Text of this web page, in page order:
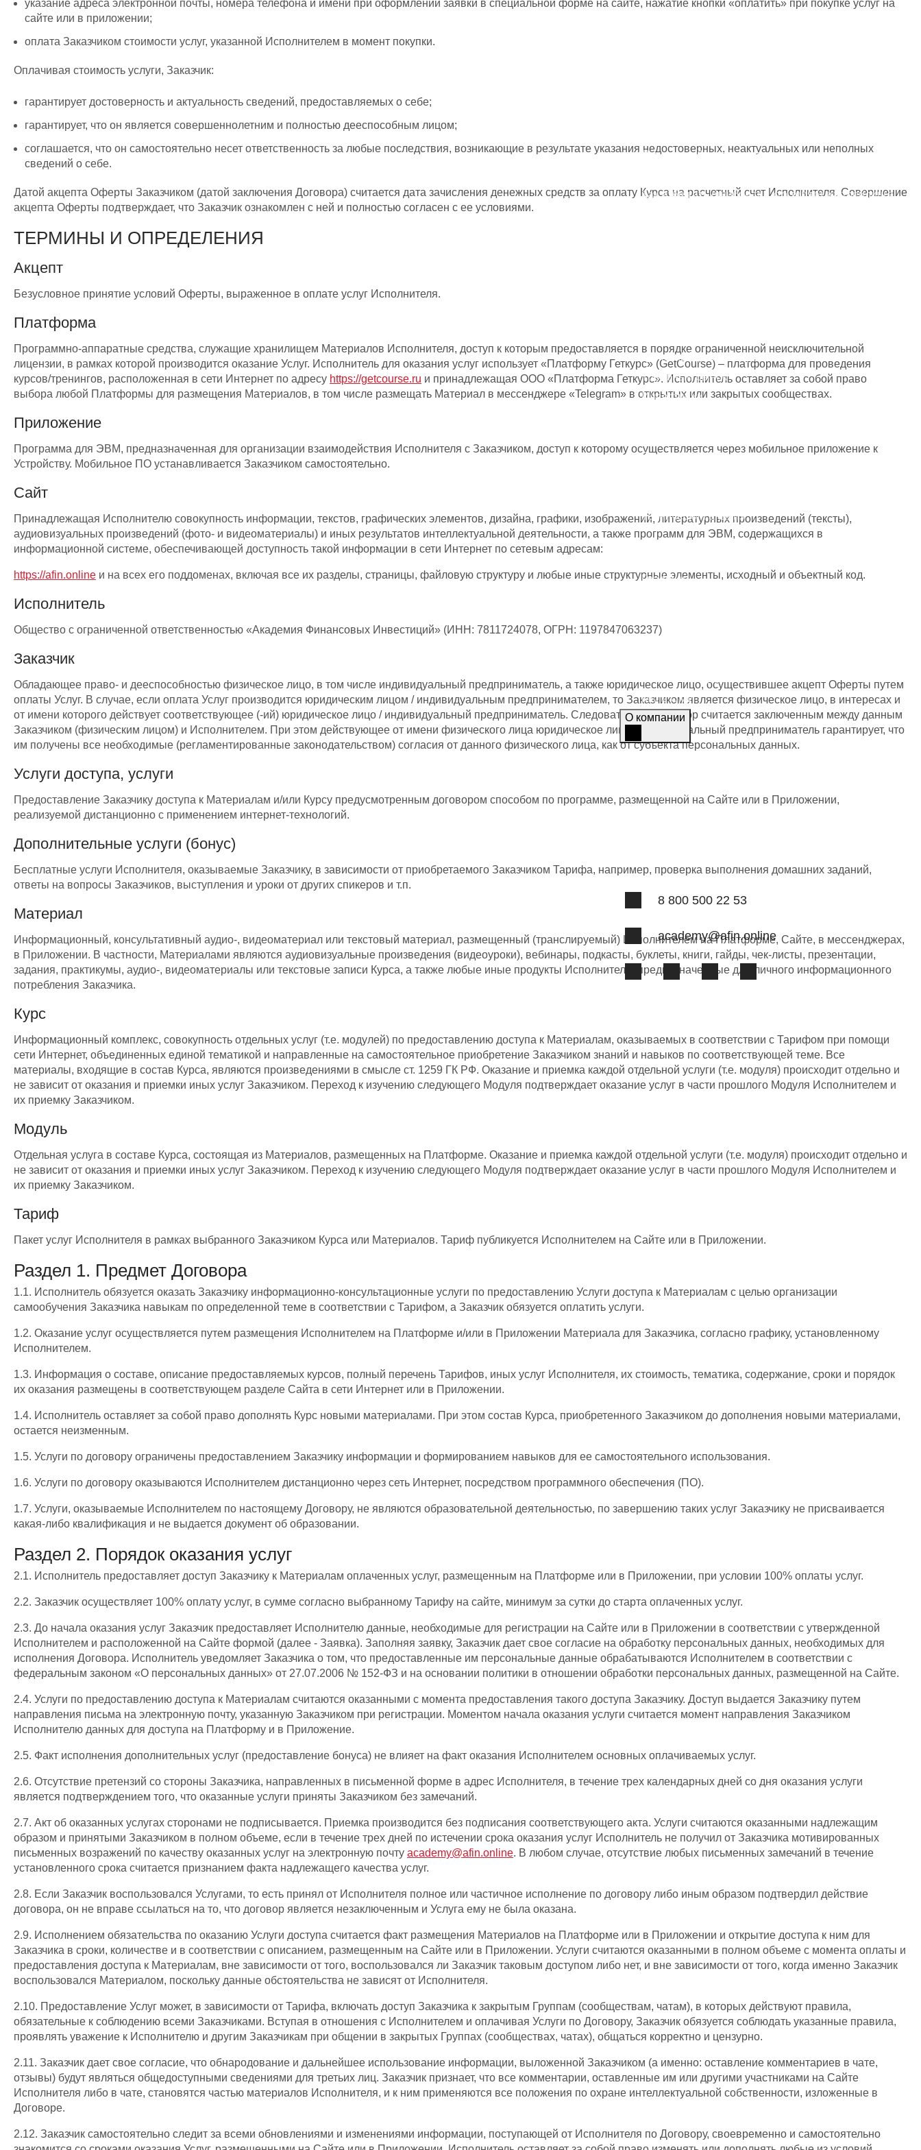
Видеоматериалы
Стратегии банков и инвестиционных фондов
Как избежать ошибок тех кто теряет на трейдинге
Валютный рынок Форекс
Товарный рынок
Инвестиции
Психология торговли
Технический анализ
Графики
Статьи
Мы в СМИ
О компании
О компании
Вопрос-ответ
8 800 500 22 53
academy@afin.online
указание адреса электронной почты, номера телефона и имени при оформлении заявки в специальной форме на сайте, нажатие кнопки «оплатить» при покупке услуг на
сайте или в приложении;
оплата Заказчиком стоимости услуг, указанной Исполнителем в момент покупки.
Оплачивая стоимость услуги, Заказчик:
гарантирует достоверность и актуальность сведений, предоставляемых о себе;
гарантирует, что он является совершеннолетним и полностью дееспособным лицом;
соглашается, что он самостоятельно несет ответственность за любые последствия, возникающие в результате указания недостоверных, неактуальных или неполных
сведений о себе.
Датой акцепта Оферты Заказчиком (датой заключения Договора) считается дата зачисления денежных средств за оплату Курса на расчетный счет Исполнителя. Совершение
акцепта Оферты подтверждает, что Заказчик ознакомлен с ней и полностью согласен с ее условиями.
ТЕРМИНЫ И ОПРЕДЕЛЕНИЯ
Акцепт
Безусловное принятие условий Оферты, выраженное в оплате услуг Исполнителя.
Платформа
Программно-аппаратные средства, служащие хранилищем Материалов Исполнителя, доступ к которым предоставляется в порядке ограниченной неисключительной
лицензии, в рамках которой производится оказание Услуг. Исполнитель для оказания услуг использует «Платформу Геткурс» (GetCourse) – платформа для проведения
курсов/тренингов, расположенная в сети Интернет по адресу https://getcourse.ru и принадлежащая ООО «Платформа Геткурс». Исполнитель оставляет за собой право
выбора любой Платформы для размещения Материалов, в том числе размещать Материал в мессенджере «Telegram» в открытых или закрытых сообществах.
Приложение
Программа для ЭВМ, предназначенная для организации взаимодействия Исполнителя с Заказчиком, доступ к которому осуществляется через мобильное приложение к
Устройству. Мобильное ПО устанавливается Заказчиком самостоятельно.
Сайт
Принадлежащая Исполнителю совокупность информации, текстов, графических элементов, дизайна, графики, изображений, литературных произведений (тексты),
аудиовизуальных произведений (фото- и видеоматериалы) и иных результатов интеллектуальной деятельности, а также программ для ЭВМ, содержащихся в
информационной системе, обеспечивающей доступность такой информации в сети Интернет по сетевым адресам:
https://afin.online и на всех его поддоменах, включая все их разделы, страницы, файловую структуру и любые иные структурные элементы, исходный и объектный код.
Исполнитель
Общество с ограниченной ответственностью «Академия Финансовых Инвестиций» (ИНН: 7811724078, ОГРН: 1197847063237)
Заказчик
Обладающее право- и дееспособностью физическое лицо, в том числе индивидуальный предприниматель, а также юридическое лицо, осуществившее акцепт Оферты путем
оплаты Услуг. В случае, если оплата Услуг производится юридическим лицом / индивидуальным предпринимателем, то Заказчиком является физическое лицо, в интересах и
от имени которого действует соответствующее (-ий) юридическое лицо / индивидуальный предприниматель. Следовательно, Договор считается заключенным между данным
Заказчиком (физическим лицом) и Исполнителем. При этом действующее от имени физического лица юридическое лицо / индивидуальный предприниматель гарантирует, что
им получены все необходимые (регламентированные законодательством) согласия от данного физического лица, как от субъекта персональных данных.
Услуги доступа, услуги
Предоставление Заказчику доступа к Материалам и/или Курсу предусмотренным договором способом по программе, размещенной на Сайте или в Приложении,
реализуемой дистанционно с применением интернет-технологий.
Дополнительные услуги (бонус)
Бесплатные услуги Исполнителя, оказываемые Заказчику, в зависимости от приобретаемого Заказчиком Тарифа, например, проверка выполнения домашних заданий,
ответы на вопросы Заказчиков, выступления и уроки от других спикеров и т.п.
Материал
Информационный, консультативный аудио-, видеоматериал или текстовый материал, размещенный (транслируемый) Исполнителем на Платформе, Сайте, в мессенджерах,
в Приложении. В частности, Материалами являются аудиовизуальные произведения (видеоуроки), вебинары, подкасты, буклеты, книги, гайды, чек-листы, презентации,
задания, практикумы, аудио-, видеоматериалы или текстовые записи Курса, а также любые иные продукты Исполнителя, предназначенные для личного информационного
потребления Заказчика.
Курс
Информационный комплекс, совокупность отдельных услуг (т.е. модулей) по предоставлению доступа к Материалам, оказываемых в соответствии с Тарифом при помощи
сети Интернет, объединенных единой тематикой и направленные на самостоятельное приобретение Заказчиком знаний и навыков по соответствующей теме. Все
материалы, входящие в состав Курса, являются произведениями в смысле ст. 1259 ГК РФ. Оказание и приемка каждой отдельной услуги (т.е. модуля) происходит отдельно и
не зависит от оказания и приемки иных услуг Заказчиком. Переход к изучению следующего Модуля подтверждает оказание услуг в части прошлого Модуля Исполнителем и
их приемку Заказчиком.
Модуль
Отдельная услуга в составе Курса, состоящая из Материалов, размещенных на Платформе. Оказание и приемка каждой отдельной услуги (т.е. модуля) происходит отдельно и
не зависит от оказания и приемки иных услуг Заказчиком. Переход к изучению следующего Модуля подтверждает оказание услуг в части прошлого Модуля Исполнителем и
их приемку Заказчиком.
Тариф
Пакет услуг Исполнителя в рамках выбранного Заказчиком Курса или Материалов. Тариф публикуется Исполнителем на Сайте или в Приложении.
Раздел 1. Предмет Договора
1.1. Исполнитель обязуется оказать Заказчику информационно-консультационные услуги по предоставлению Услуги доступа к Материалам с целью организации
самообучения Заказчика навыкам по определенной теме в соответствии с Тарифом, а Заказчик обязуется оплатить услуги.
1.2. Оказание услуг осуществляется путем размещения Исполнителем на Платформе и/или в Приложении Материала для Заказчика, согласно графику, установленному
Исполнителем.
1.3. Информация о составе, описание предоставляемых курсов, полный перечень Тарифов, иных услуг Исполнителя, их стоимость, тематика, содержание, сроки и порядок
их оказания размещены в соответствующем разделе Сайта в сети Интернет или в Приложении.
1.4. Исполнитель оставляет за собой право дополнять Курс новыми материалами. При этом состав Курса, приобретенного Заказчиком до дополнения новыми материалами,
остается неизменным.
1.5. Услуги по договору ограничены предоставлением Заказчику информации и формированием навыков для ее самостоятельного использования.
1.6. Услуги по договору оказываются Исполнителем дистанционно через сеть Интернет, посредством программного обеспечения (ПО).
1.7. Услуги, оказываемые Исполнителем по настоящему Договору, не являются образовательной деятельностью, по завершению таких услуг Заказчику не присваивается
какая-либо квалификация и не выдается документ об образовании.
Раздел 2. Порядок оказания услуг
2.1. Исполнитель предоставляет доступ Заказчику к Материалам оплаченных услуг, размещенным на Платформе или в Приложении, при условии 100% оплаты услуг.
2.2. Заказчик осуществляет 100% оплату услуг, в сумме согласно выбранному Тарифу на сайте, минимум за сутки до старта оплаченных услуг.
2.3. До начала оказания услуг Заказчик предоставляет Исполнителю данные, необходимые для регистрации на Сайте или в Приложении в соответствии с утвержденной
Исполнителем и расположенной на Сайте формой (далее - Заявка). Заполняя заявку, Заказчик дает свое согласие на обработку персональных данных, необходимых для
исполнения Договора. Исполнитель уведомляет Заказчика о том, что предоставленные им персональные данные обрабатываются Исполнителем в соответствии с
федеральным законом «О персональных данных» от 27.07.2006 № 152-ФЗ и на основании политики в отношении обработки персональных данных, размещенной на Сайте.
2.4. Услуги по предоставлению доступа к Материалам считаются оказанными с момента предоставления такого доступа Заказчику. Доступ выдается Заказчику путем
направления письма на электронную почту, указанную Заказчиком при регистрации. Моментом начала оказания услуги считается момент направления Заказчиком
Исполнителю данных для доступа на Платформу и в Приложение.
2.5. Факт исполнения дополнительных услуг (предоставление бонуса) не влияет на факт оказания Исполнителем основных оплачиваемых услуг.
2.6. Отсутствие претензий со стороны Заказчика, направленных в письменной форме в адрес Исполнителя, в течение трех календарных дней со дня оказания услуги
является подтверждением того, что оказанные услуги приняты Заказчиком без замечаний.
2.7. Акт об оказанных услугах сторонами не подписывается. Приемка производится без подписания соответствующего акта. Услуги считаются оказанными надлежащим
образом и принятыми Заказчиком в полном объеме, если в течение трех дней по истечении срока оказания услуг Исполнитель не получил от Заказчика мотивированных
письменных возражений по качеству оказанных услуг на электронную почту academy@afin.online. В любом случае, отсутствие любых письменных замечаний в течение
установленного срока считается признанием факта надлежащего качества услуг.
2.8. Если Заказчик воспользовался Услугами, то есть принял от Исполнителя полное или частичное исполнение по договору либо иным образом подтвердил действие
договора, он не вправе ссылаться на то, что договор является незаключенным и Услуга ему не была оказана.
2.9. Исполнением обязательства по оказанию Услуги доступа считается факт размещения Материалов на Платформе или в Приложении и открытие доступа к ним для
Заказчика в сроки, количестве и в соответствии с описанием, размещенным на Сайте или в Приложении. Услуги считаются оказанными в полном объеме с момента оплаты и
предоставления доступа к Материалам, вне зависимости от того, воспользовался ли Заказчик таковым доступом либо нет, и вне зависимости от того, когда именно Заказчик
воспользовался Материалом, поскольку данные обстоятельства не зависят от Исполнителя.
2.10. Предоставление Услуг может, в зависимости от Тарифа, включать доступ Заказчика к закрытым Группам (сообществам, чатам), в которых действуют правила,
обязательные к соблюдению всеми Заказчиками. Вступая в отношения с Исполнителем и оплачивая Услуги по Договору, Заказчик обязуется соблюдать указанные правила,
проявлять уважение к Исполнителю и другим Заказчикам при общении в закрытых Группах (сообществах, чатах), общаться корректно и цензурно.
2.11. Заказчик дает свое согласие, что обнародование и дальнейшее использование информации, выложенной Заказчиком (а именно: оставление комментариев в чате,
отзывы) будут являться общедоступными сведениями для третьих лиц. Заказчик признает, что все комментарии, оставленные им или другими участниками на Сайте
Исполнителя либо в чате, становятся частью материалов Исполнителя, и к ним применяются все положения по охране интеллектуальной собственности, изложенные в
Договоре.
2.12. Заказчик самостоятельно следит за всеми обновлениями и изменениями информации, поступающей от Исполнителя по Договору, своевременно и самостоятельно